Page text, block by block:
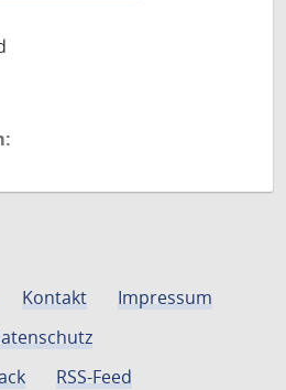
Kontakt
Impressum
RSS-Feed